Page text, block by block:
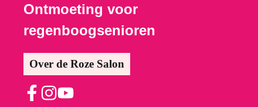
Ontmoeting voor
regenboogsenioren
Over de Roze Salon